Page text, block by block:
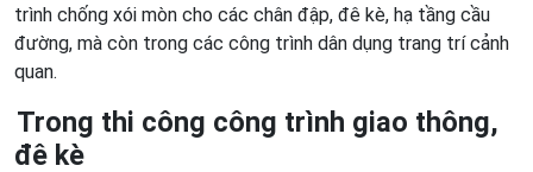
trình chống xói mòn cho các chân đập, đê kè, hạ tầng cầu
đường, mà còn trong các công trình dân dụng trang trí cảnh
quan.
Trong thi công công trình giao thông,
đê kè